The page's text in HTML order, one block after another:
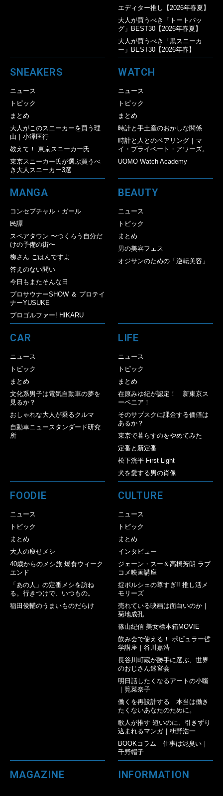
エディター推し【2026年春夏】
大人が買うべき「トートバッ
グ」BEST30【2026年春夏】
大人が買うべき「黒スニーカ
ー」BEST30【2026年春】
SNEAKERS
ニュース
トピック
まとめ
大人がこのスニーカーを買う理
由｜小澤匡行
教えて！ 東京スニーカー氏
東京スニーカー氏が選ぶ買うべ
き大人スニーカー3選
WATCH
ニュース
トピック
まとめ
時計と手土産のおかしな関係
時計と人とのペアリング｜マ
イ・プライベート・アワーズ。
UOMO Watch Academy
MANGA
コンセプチャル・ガール
民譚
スペアタウン 〜つくろう自分だ
けの予備の街〜
柳さん ごはんですよ
答えのない問い
今日もまたそんな日
プロサウナーSHOW ＆ プロテイ
ナーYUSUKE
プロゴルファー! HIKARU
BEAUTY
ニュース
トピック
まとめ
男の美容フェス
オジサンのための「逆転美容」
CAR
ニュース
トピック
まとめ
文化系男子は電気自動車の夢を
見るか？
おしゃれな大人が乗るクルマ
自動車ニュースタンダード研究
所
LIFE
ニュース
トピック
まとめ
在原みゆ紀が認定！ 新東京ス
ーベニア！
そのサブスクに課金する価値は
あるか？
東京で暮らすのをやめてみた
定番と新定番
松下洸平 First Light
犬を愛する男の肖像
FOODIE
ニュース
トピック
まとめ
大人の痩せメシ
40歳からのメシ旅 爆食ウィーク
エンド
「あの人」の定番メシを訪ね
る。行きつけで、いつもの。
稲田俊輔のうまいものだらけ
CULTURE
ニュース
トピック
まとめ
インタビュー
ジェーン・スー＆高橋芳朗 ラブ
コメ映画講座
掟ポルシェの尊すぎ!! 推し活メ
モリーズ
売れている映画は面白いのか｜
菊地成孔
篠山紀信 美女標本箱MOVIE
飲み会で使える！ ポピュラー哲
学講座｜谷川嘉浩
長谷川町蔵が勝手に選ぶ、世界
のおじさん迷宮会
明日話したくなるアートの小噺
｜筧菜奈子
働くを再設計する 本当は働き
たくないあなたのために。
歌人が推す 短いのに、引きずり
込まれるマンガ｜枡野浩一
BOOKコラム 仕事は泥臭い｜
千野帽子
MAGAZINE INFORMATION